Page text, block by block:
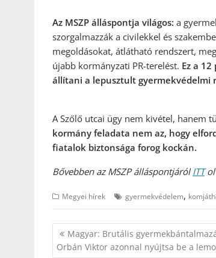
Az MSZP álláspontja világos: a
szorgalmazzák a civilekkel és
megoldásokat, átlátható rendszert,
újabb kormányzati PR-terelést. Ez a
állítani a lepusztult gyermekvédelmi
A Szőlő utcai ügy nem kivétel, hanem
kormány feladata nem az, hogy
fiatalok biztonsága forog kockán.
Bővebben az MSZP álláspontjárólITT
Megyei hírek gyermekvédelem,
Bejegyzés
navigáció
Magyar: Brutális
Orbán Viktor azonnal nyújtsa be a